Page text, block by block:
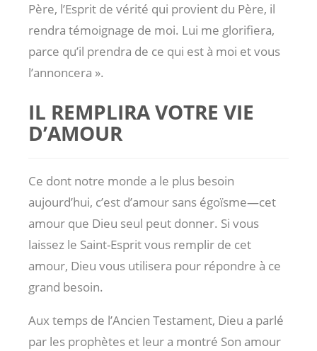
Père, l’Esprit de vérité qui provient du Père, il
rendra témoignage de moi. Lui me glorifiera,
parce qu’il prendra de ce qui est à moi et vous
l’annoncera ».
IL REMPLIRA VOTRE VIE
D’AMOUR
Ce dont notre monde a le plus besoin
aujourd’hui, c’est d’amour sans égoïsme—cet
amour que Dieu seul peut donner. Si vous
laissez le Saint-Esprit vous remplir de cet
amour, Dieu vous utilisera pour répondre à ce
grand besoin.
Aux temps de l’Ancien Testament, Dieu a parlé
par les prophètes et leur a montré Son amour